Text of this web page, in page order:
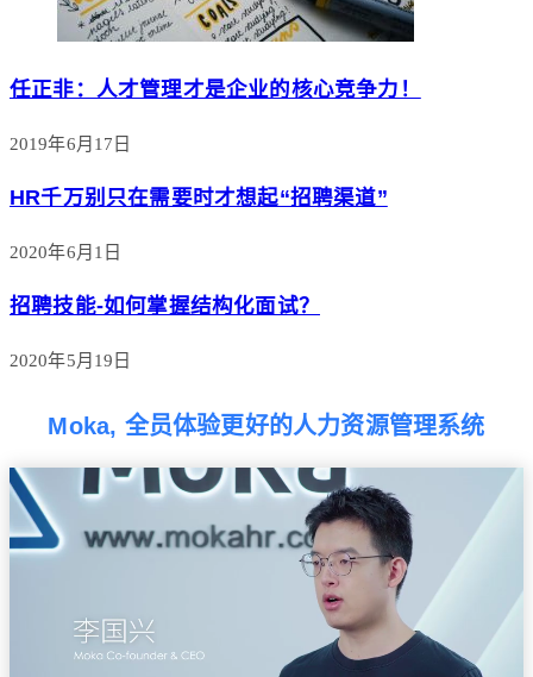
任正非：人才管理才是企业的核心竞争力！
2019年6月17日
HR千万别只在需要时才想起“招聘渠道”
2020年6月1日
招聘技能-如何掌握结构化面试？
2020年5月19日
Moka, 全员体验更好的人力资源管理系统